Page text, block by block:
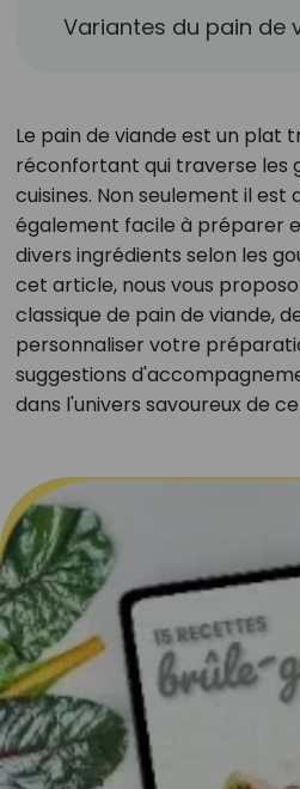
Variantes du pain de
Le pain de viande est un plat
réconfortant qui traverse les
cuisines. Non seulement il est
également facile à préparer
divers ingrédients selon les
cet article, nous vous
classique de pain de viande,
personnaliser votre
suggestions
dans l'univers savoureux de